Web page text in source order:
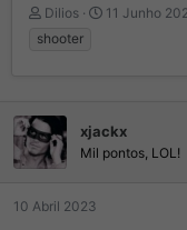
I
n
d
o
r
o
Dilios
D
I
n
11 Junho
shooter
xjackx
Mil pontos, LOL!
10 Abril 2023